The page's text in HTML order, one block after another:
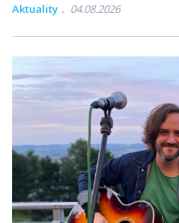
Aktuality 04.08.2026